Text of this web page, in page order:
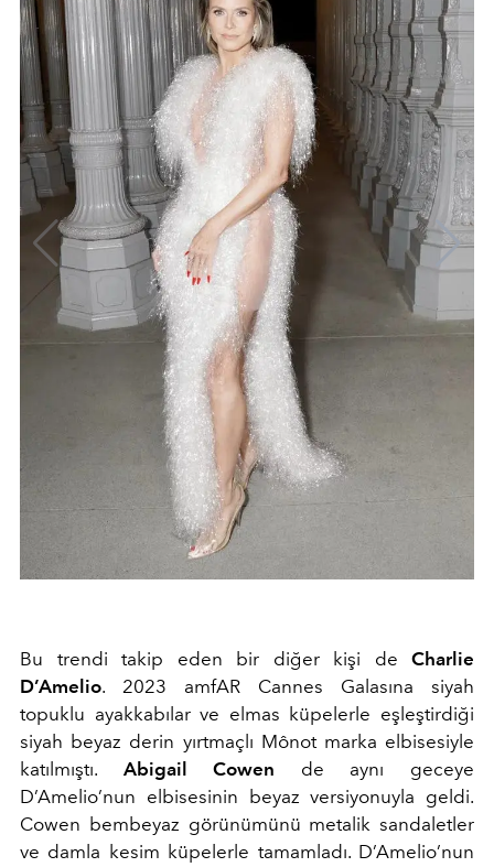
Bu trendi takip eden bir diğer kişi de Charlie
D’Amelio. 2023 amfAR Cannes Galasına siyah
topuklu ayakkabılar ve elmas küpelerle eşleştirdiği
siyah beyaz derin yırtmaçlı Mônot marka elbisesiyle
katılmıştı. Abigail Cowen de aynı geceye
D’Amelio’nun elbisesinin beyaz versiyonuyla geldi.
Cowen bembeyaz görünümünü metalik sandaletler
ve damla kesim küpelerle tamamladı. D’Amelio’nun